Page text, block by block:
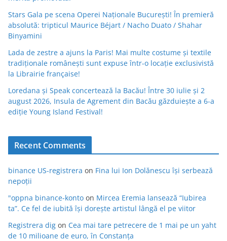
Stars Gala pe scena Operei Naționale București! În premieră
absolută: tripticul Maurice Béjart / Nacho Duato / Shahar
Binyamini
Lada de zestre a ajuns la Paris! Mai multe costume și textile
tradiționale românești sunt expuse într-o locație exclusivistă
la Librairie française!
Loredana și Speak concertează la Bacău! Între 30 iulie și 2
august 2026, Insula de Agrement din Bacău găzduiește a 6-a
ediție Young Island Festival!
Recent Comments
binance US-registrera on Fina lui Ion Dolănescu își serbează
nepoții
"oppna binance-konto on Mircea Eremia lansează “Iubirea
ta”. Ce fel de iubită își dorește artistul lângă el pe viitor
Registrera dig on Cea mai tare petrecere de 1 mai pe un yaht
de 10 milioane de euro, în Constanța